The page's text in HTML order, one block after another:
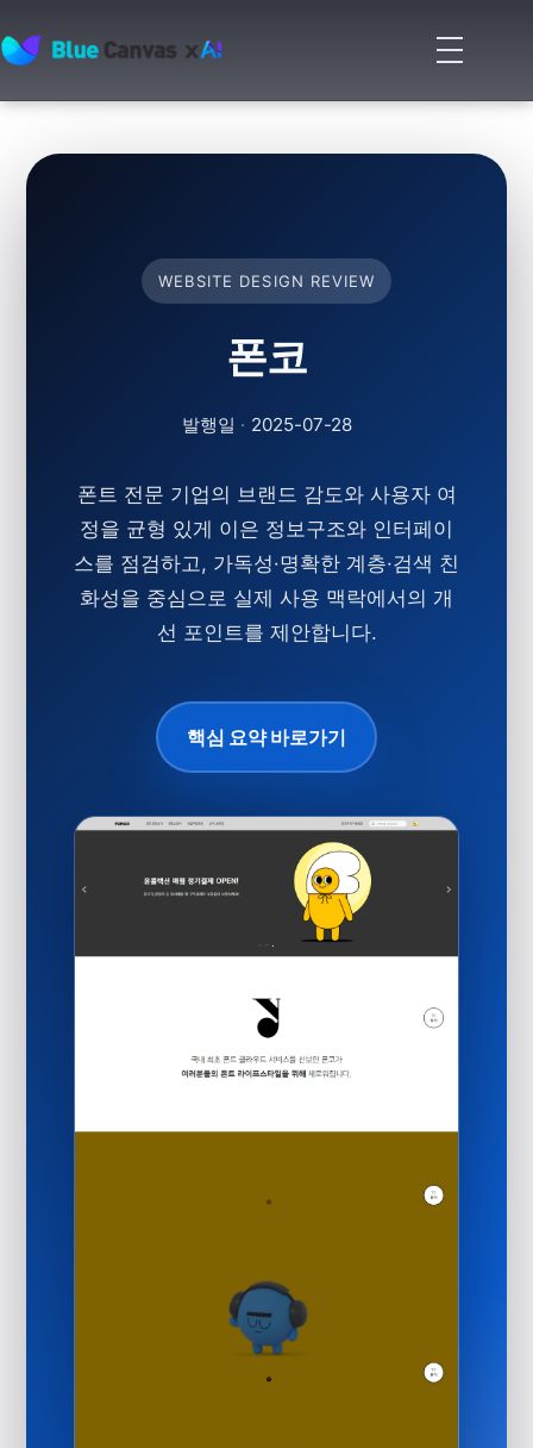
BLUECANVAS
메
뉴
기
WEBSITE DESIGN REVIEW
폰코
발행일 · 2025-07-28
폰트 전문 기업의 브랜드 감도와 사용자 여
정을 균형 있게 이은 정보구조와 인터페이
스를 점검하고, 가독성·명확한 계층·검색 친
화성을 중심으로 실제 사용 맥락에서의 개
선 포인트를 제안합니다.
핵심 요약 바로가기